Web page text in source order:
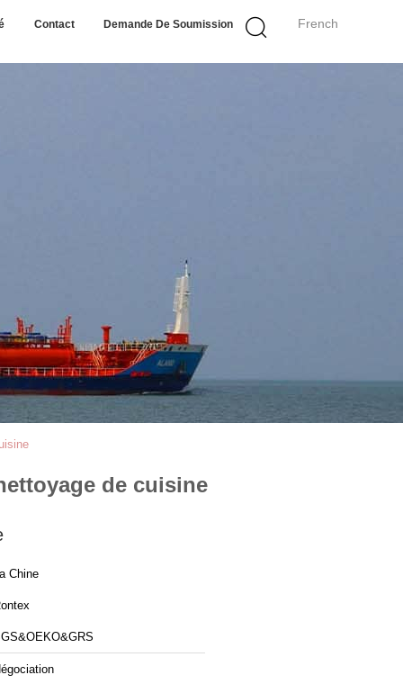
French
Contact Demande De Soumission
de cuisine
Chine